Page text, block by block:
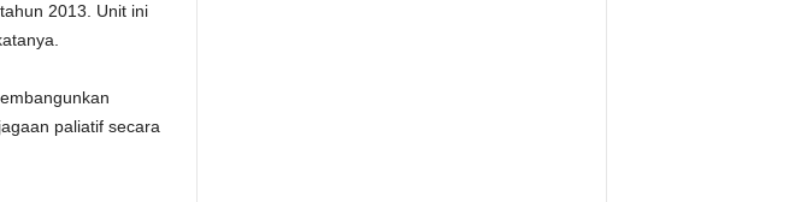
2013. Unit ini
paliatif secara